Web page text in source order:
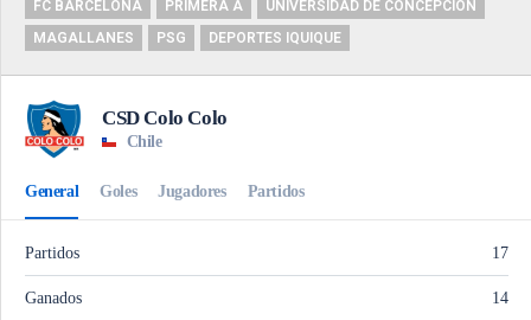
FC BARCELONA
PRIMERA A
UNIVERSIDAD DE CONCEPCIÓN
MAGALLANES
PSG DEPORTES IQUIQUE